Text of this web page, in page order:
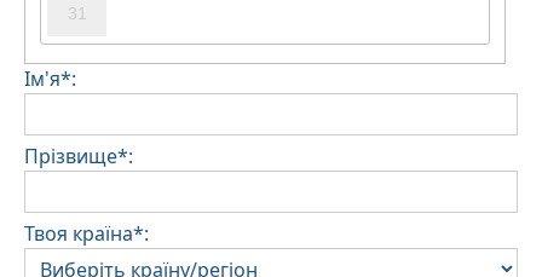
31
Ім'я*:
Прізвище*:
Твоя країна*: